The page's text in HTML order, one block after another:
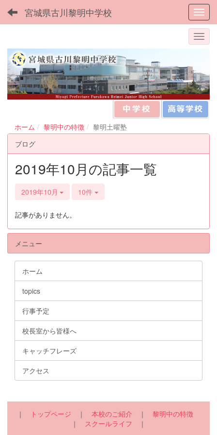
宮城県古川黎明中学校
ホーム 黎明中の特徴
黎明土曜塾
ブログ
2019年10月の記事一覧
2019年10月 10件
記事がありません。
メニュー
ホーム
topics
行事予定
校長室から皆様へ
キャッチフレーズ
アクセス
｜ トップページ ｜ 本校のご紹介 ｜ 黎明中の特徴
｜ スクールライフ ｜